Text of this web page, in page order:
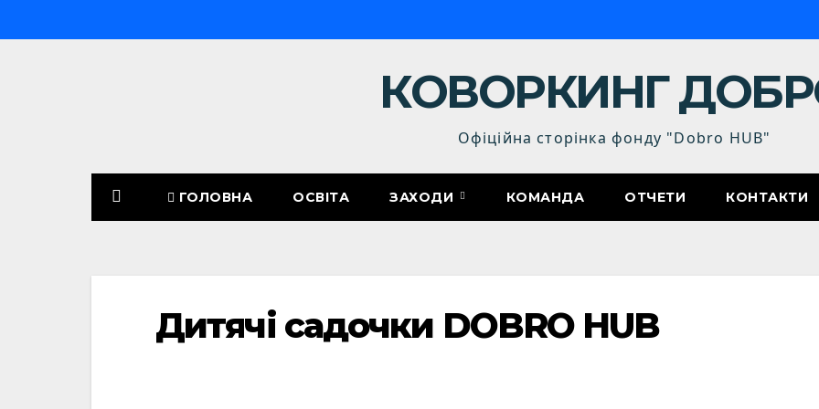
КОВОРКИНГ
Офіційна сторінка фонду "Dobro HUB"
ГОЛОВНА ОСВІТА ЗАХОДИ КОМАНДА OТЧЕТИ КОНТАКТИ
Дитячі садочки DOBRO HUB